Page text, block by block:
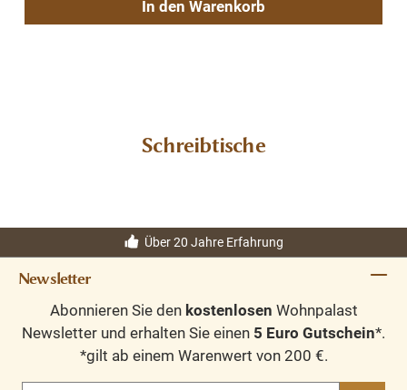
In den Warenkorb
Schreibtische
Über 20 Jahre Erfahrung
Newsletter
Abonnieren Sie den kostenlosen Wohnpalast
Newsletter und erhalten Sie einen 5 Euro Gutschein*.
*gilt ab einem Warenwert von 200 €.